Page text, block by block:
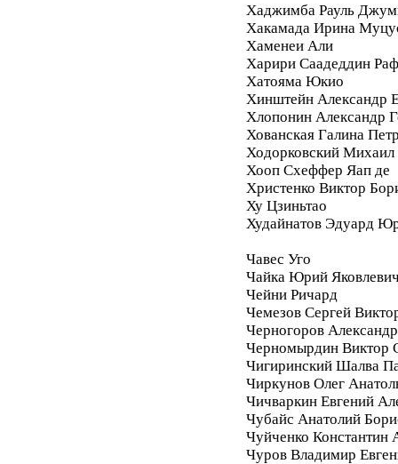
Хаджимба Рауль
Хакамада Ирина
Хаменеи Али
Харири Саадеддин
Хатояма Юкио
Хинштейн Александр
Хлопонин Александр
Хованская Галина
Ходорковский Михаил
Хооп Схеффер Яап де
Христенко Виктор
Ху Цзиньтао
Худайнатов Эдуард
Чавес Уго
Чайка Юрий
Чейни Ричард
Чемезов Сергей
Черногоров
Черномырдин Виктор
Чигиринский Шалва
Чиркунов Олег
Чичваркин Евгений
Чубайс Анатолий
Чуйченко Константин
Чуров Владимир